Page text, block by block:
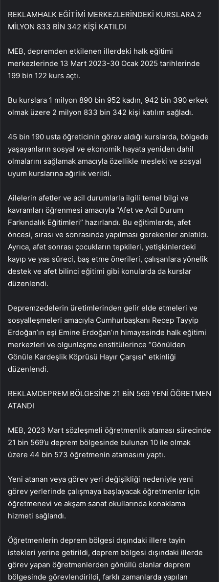
REKLAMHALK EĞİTİMİ MERKEZLERİNDEKİ KURSLARA 2
MİLYON 833 BİN 342 KİŞİ KATILDI
MEB, depremden etkilenen illerdeki halk eğitimi
merkezlerinde 13 Mart 2023-30 Ocak 2025 tarihlerinde
199 bin 122 kurs açtı.
Bu kurslara 1 milyon 890 bin 952 kadın, 942 bin 390 erkek
olmak üzere 2 milyon 833 bin 342 kişi katılım sağladı.
45 bin 190 usta öğreticinin görev aldığı kurslarda, bölgede
yaşayanların sosyal ve ekonomik hayata yeniden dahil
olmalarını sağlamak amacıyla özellikle mesleki ve sosyal
uyum kurslarına ağırlık verildi.
Ailelerin afetler ve acil durumlarla ilgili temel bilgi ve
kavramları öğrenmesi amacıyla “Afet ve Acil Durum
Farkındalık Eğitimleri” hazırlandı. Bu eğitimlerde, afet
öncesi, sırası ve sonrasında yapılması gerekenler anlatıldı.
Ayrıca, afet sonrası çocukların tepkileri, yetişkinlerdeki
kayıp ve yas süreci, baş etme önerileri, çalışanlara yönelik
destek ve afet bilinci eğitimi gibi konularda da kurslar
düzenlendi.
Depremzedelerin üretimlerinden gelir elde etmeleri ve
sosyalleşmeleri amacıyla Cumhurbaşkanı Recep Tayyip
Erdoğan’ın eşi Emine Erdoğan’ın himayesinde halk eğitimi
merkezleri ve olgunlaşma enstitülerince “Gönülden
Gönüle Kardeşlik Köprüsü Hayır Çarşısı” etkinliği
düzenlendi.
REKLAMDEPREM BÖLGESİNE 21 BİN 569 YENİ ÖĞRETMEN
ATANDI
MEB, 2023 Mart sözleşmeli öğretmenlik ataması sürecinde
21 bin 569’u deprem bölgesinde bulunan 10 ile olmak
üzere 44 bin 573 öğretmenin atamasını yaptı.
Yeni atanan veya görev yeri değişikliği nedeniyle yeni
görev yerlerinde çalışmaya başlayacak öğretmenler için
öğretmenevi ve akşam sanat okullarında konaklama
hizmeti sağlandı.
Öğretmenlerin deprem bölgesi dışındaki illere tayin
istekleri yerine getirildi, deprem bölgesi dışındaki illerde
görev yapan öğretmenlerden gönüllü olanlar deprem
bölgesinde görevlendirildi, farklı zamanlarda yapılan